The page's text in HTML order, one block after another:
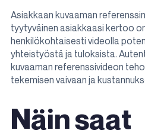
Asiakkaan kuvaaman
tyytyväinen asiakkaasi kertoo
henkilökohtaisesti videolla
yhteistyöstä ja tuloksista.
kuvaaman referenssivideon
tekemisen vaivaan ja
Näin saat